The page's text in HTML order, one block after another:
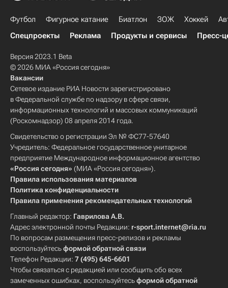
Футбол Фигурное катание Биатлон ЗОЖ Хоккей
Спецпроекты
Реклама Продукты и сервисы Пресс-
Версия 2023.1 Beta
© 2026 МИА «Россия сегодня»
Вакансии
Сетевое издание РИА Новости зарегистрировано
в Федеральной службе по надзору в сфере связи,
информационных технологий и массовых коммуникаций
(Роскомнадзор) 08 апреля 2014 года.
Свидетельство о регистрации Эл № ФС77-57640
Учредитель: Федеральное государственное унитарное
предприятие Международное информационное агентство
«Россия сегодня» (МИА «Россия сегодня»).
Правила использования материалов
Политика конфиденциальности
Правила применения рекомендательных технологий
Главный редактор: Гаврилова А.В.
Адрес электронной почты Редакции: r-sport.internet@ria.ru
По вопросам размещения пресс-релизов и рекламы
воспользуйтесьформой обратной связи
Телефон Редакции: 7 (495) 645-6601
Чтобы связаться с редакцией или сообщить обо всех
замеченных ошибках, воспользуйтесьформой обратной